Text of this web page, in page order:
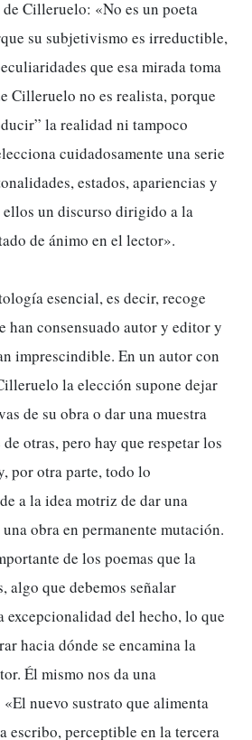
Cilleruelo: «No es un poeta
su subjetivismo es irreductible,
que esa mirada toma
Cilleruelo no es realista, porque
la realidad ni tampoco
cuidadosamente una serie
estados, apariencias y
ellos un discurso dirigido a la
de ánimo en el lector».
esencial, es decir, recoge
han consensuado autor y editor y
imprescindible. En un autor con
la elección supone dejar
de su obra o dar una muestra
otras, pero hay que respetar los
por otra parte, todo lo
a la idea motriz de dar una
obra en permanente mutación.
de los poemas que la
algo que debemos señalar
excepcionalidad del hecho, lo que
hacia dónde se encamina la
Él mismo nos da una
nuevo sustrato que alimenta
escribo, perceptible en la tercera